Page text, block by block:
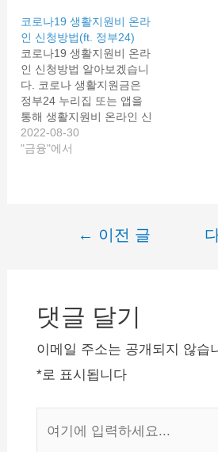
도 5030 정책 등 새로운 정
책이 계속 시행되고 있습니
다. 교통 법규를 위반 해서
는 안되지만, 어쩔 수 없는
상황으로 법규를 위반하게
되었다면…
코로나19 생활지원비 온라
인 신청방법(ft. 정부24)
코로나19 생활지원비 온라
인 신청방법 알아보겠습니
다. 코로나 생활지원금은
정부24 누리집 또는 앱을
통해 생활지원비 온라인 신
청이 가능합니다. 자세한
생활지원금 온라인 신청방
하는 생활지원을 받을 수
있습니다. 코로나19로 입
습니다. 생활지원비 / 유급
휴가비용…
2022-08-30
"금융"에서
게
← 이전 글
댓글 달기
이메일 주소는 공개되지 않습
*로 표시됩니다